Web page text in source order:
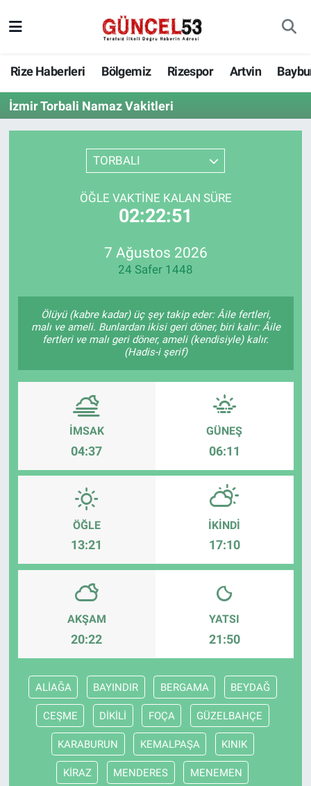
Rize Haberleri Bölgemiz Rizespor Artvin
İzmir Torbali Namaz Vakitleri
TORBALI
ÖĞLE VAKTINE KALAN SÜRE
02:22:51
7 Ağustos 2026
24 Safer 1448
Ölüyü (kabre kadar) üç şey takip eder: Âile fertleri,
malı ve ameli. Bunlardan ikisi geri döner, biri kalır: Âile
fertleri ve malı geri döner, ameli (kendisiyle) kalır.
(Hadis-i şerif)
İMSAK
04:37
GÜNEŞ
06:11
ÖĞLE
13:21
İKINDI
17:10
AKŞAM
20:22
YATSI
21:50
ALİAĞA BAYINDIR BERGAMA BEYDAĞ
CEŞME DİKİLİ FOÇA GÜZELBAHÇE
KARABURUN KEMALPAŞA KINIK
KİRAZ MENDERES MENEMEN